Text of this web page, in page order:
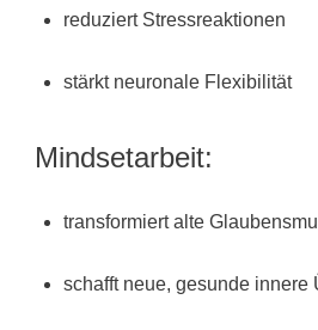
reduziert Stressreaktionen
stärkt neuronale Flexibilität
Mindsetarbeit:
transformiert alte
schafft neue, gesunde innere